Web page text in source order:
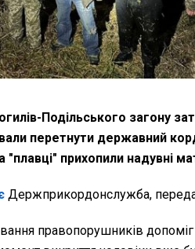
Подільського загону
перетнути державний
"плавці" прихопили надувні
Держприкордонслужба,
правопорушників